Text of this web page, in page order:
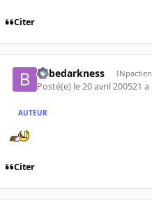
Citer
bebedarkness INpactien
Posté(e) le 20 avril 200521 a
AUTEUR
Citer